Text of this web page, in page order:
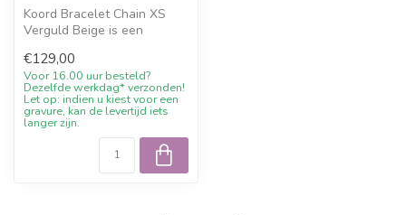
Koord Bracelet Chain XS
Verguld Beige is een
sieraad....
€129,00
Voor 16.00 uur besteld?
Dezelfde werkdag* verzonden!
Let op: indien u kiest voor een
gravure, kan de levertijd iets
langer zijn.